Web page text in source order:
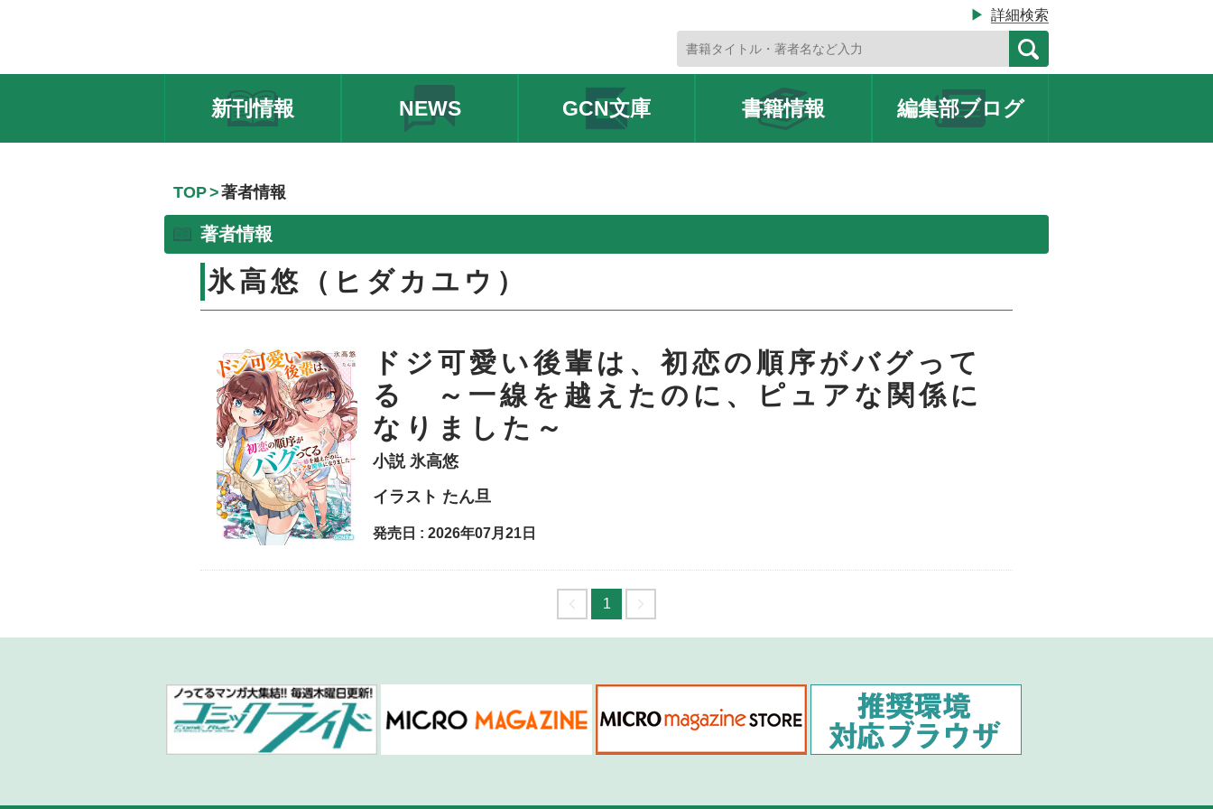
▶ 詳細検索
新刊情報 NEWS GCN文庫 書籍情報 編集部ブログ
TOP 著者情報
著者情報
氷高悠（ヒダカユウ）
ドジ可愛い後輩は、初恋の順序がバグって
る ～一線を越えたのに、ピュアな関係に
なりました～
小説 氷高悠
イラスト たん旦
発売日 : 2026年07月21日
1